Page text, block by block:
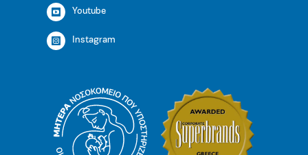
Youtube
Instagram